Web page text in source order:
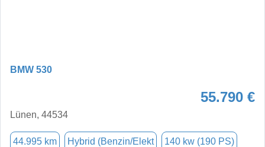
BMW 530
55.790 €
Lünen, 44534
44.995 km Hybrid (Benzin/Elekt 140 kw (190 PS)